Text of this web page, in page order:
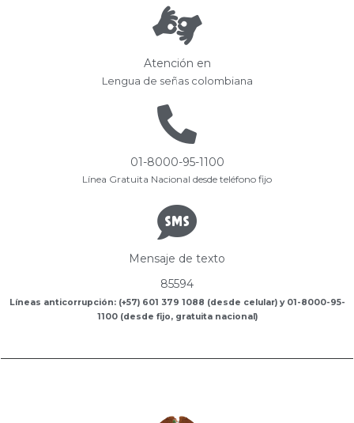
Atención en
Lengua de señas colombiana
01-8000-95-1100
Línea Gratuita Nacional desde teléfono fijo
Mensaje de texto
85594
Líneas anticorrupción: (+57) 601 379 1088 (desde celular) y 01-8000-95-
1100 (desde fijo, gratuita nacional)